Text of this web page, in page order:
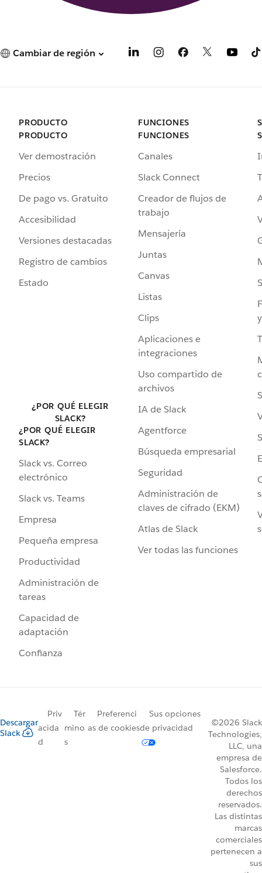
Cambiar de región
PRODUCTO
PRODUCTO
Ver demostración
Precios
De pago vs. Gratuito
Accesibilidad
Versiones destacadas
Registro de cambios
Estado
¿POR QUÉ ELEGIR
SLACK?
¿POR QUÉ ELEGIR
SLACK?
Slack vs. Correo
electrónico
Slack vs. Teams
Empresa
Pequeña empresa
Productividad
Administración de
tareas
Capacidad de
adaptación
Confianza
FUNCIONES
FUNCIONES
Canales
Slack Connect
Creador de flujos de
trabajo
Mensajería
Juntas
Canvas
Listas
Clips
Aplicaciones e
integraciones
Uso compartido de
archivos
IA de Slack
Agentforce
Búsqueda empresarial
Seguridad
Administración de
claves de cifrado (EKM)
Atlas de Slack
Ver todas las funciones
Descargar
Slack
Priv
acida
d
Tér
mino
s
Preferenci
as de cookies
Sus opciones
de privacidad
©2026 Slack
Technologies,
LLC, una
empresa de
Salesforce.
Todos los
derechos
reservados.
Las distintas
marcas
comerciales
pertenecen a
sus